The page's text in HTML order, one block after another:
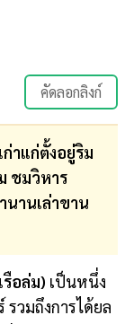
คัดลอกลิงก์
าแก่ตั้งอยู่ริม
ชมวิหาร
นานเล่าขาน
รือล่ม) เป็นหนึ่ง
วมถึงการได้ยล